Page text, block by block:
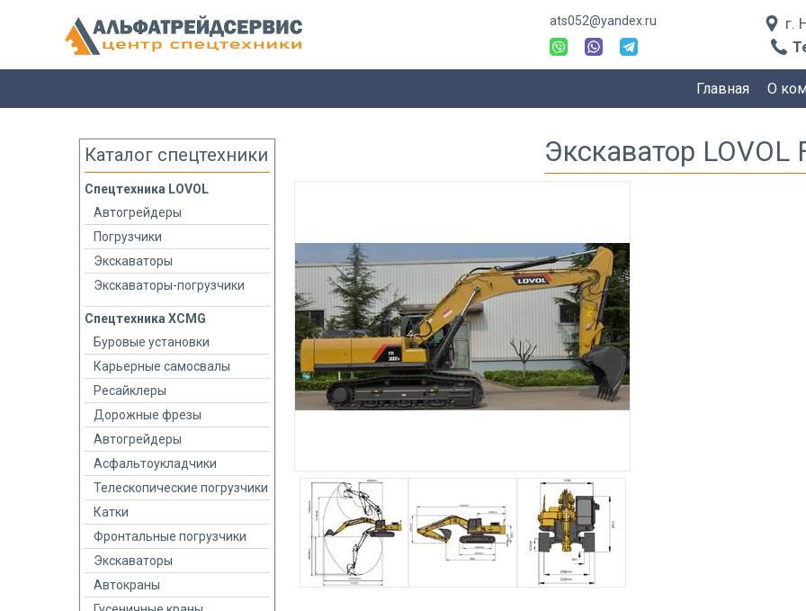
ats052@yandex.ru
г.
Главная О
Каталог спецтехники
Спецтехника LOVOL
Автогрейдеры
Погрузчики
Экскаваторы
Экскаваторы-погрузчики
Спецтехника XCMG
Буровые установки
Карьерные самосвалы
Ресайклеры
Дорожные фрезы
Автогрейдеры
Асфальтоукладчики
Телескопические погрузчики
Катки
Фронтальные погрузчики
Экскаваторы
Автокраны
Экскаватор LOVOL